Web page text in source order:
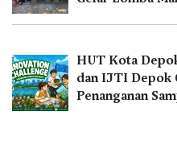
HUT Kota
dan IJTI Depok
Penanganan